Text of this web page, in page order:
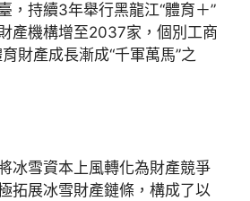
，持續3年舉行黑龍江“體育＋”
產機構增至2037家，個別工商
財產成長漸成“千軍萬馬”之
冰雪資本上風轉化為財產競爭
拓展冰雪財產鏈條，構成了以